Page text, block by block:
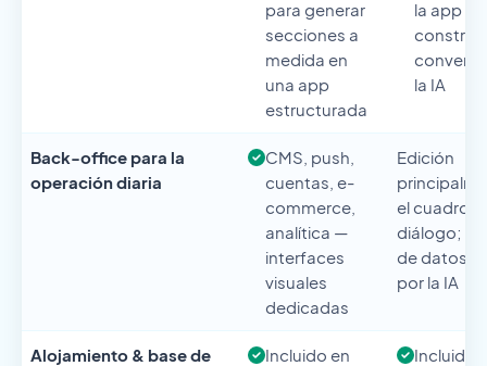
para generar
secciones a
medida en
una app
estructurada
la app se
la IA
Back-office para la
operación diaria
CMS, push,
cuentas, e-
commerce,
analítica —
interfaces
visuales
dedicadas
Edición
el cuadro
diálogo;
de datos
por la IA
Alojamiento & base de
Incluido en
Incluido,